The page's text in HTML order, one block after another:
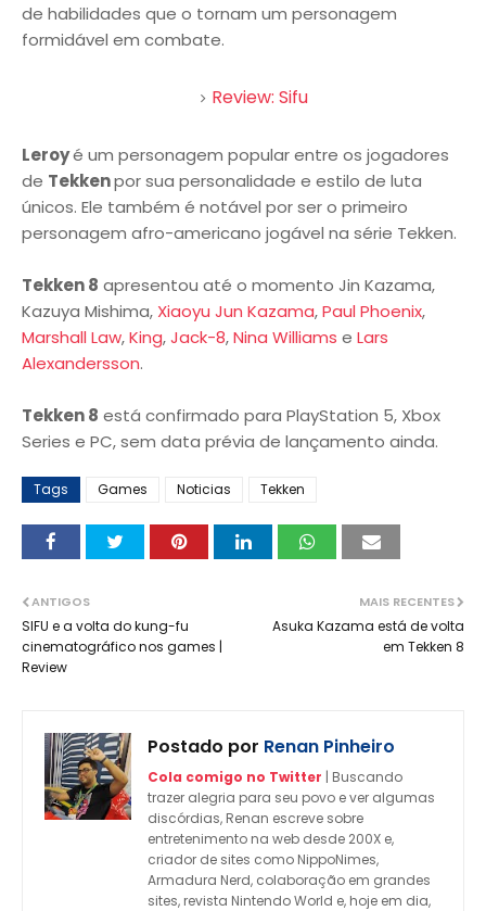
de habilidades que o tornam um personagem
formidável em combate.
Review: Sifu
Leroyé um personagem popular entre os jogadores
de Tekkenpor sua personalidade e estilo de luta
únicos. Ele também é notável por ser o primeiro
personagem afro-americano jogável na série Tekken.
Tekken 8 apresentou até o momento Jin Kazama,
Kazuya Mishima, Xiaoyu Jun Kazama,Paul Phoenix,
Marshall Law,King,Jack-8,Nina Williams e Lars
Alexandersson.
Tekken 8 está confirmado para PlayStation 5, Xbox
Series e PC, sem data prévia de lançamento ainda.
Tags Games Noticias Tekken
MAIS RECENTES
Asuka Kazama está de volta
em Tekken 8
ANTIGOS
SIFU e a volta do kung-fu
cinematográfico nos games |
Review
Postado por Renan Pinheiro
Cola comigo no Twitter | Buscando
trazer alegria para seu povo e ver algumas
discórdias, Renan escreve sobre
entretenimento na web desde 200X e,
criador de sites como NippoNimes,
Armadura Nerd, colaboração em grandes
sites, revista Nintendo World e, hoje em dia,